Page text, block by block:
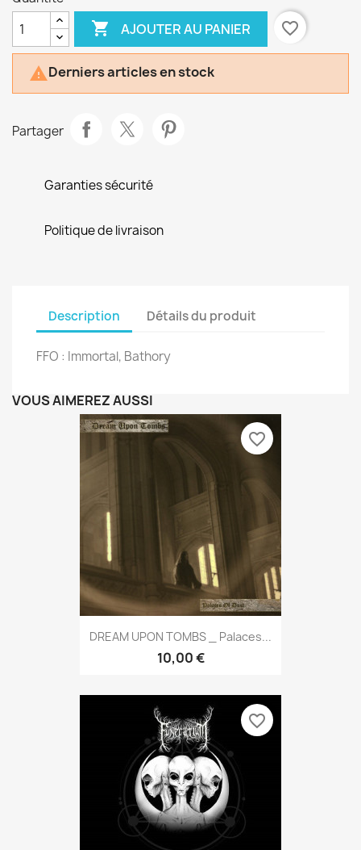
 AJOUTER AU PANIER favorite_border
Derniers articles en stock
Partager
Garanties sécurité
Politique de livraison
Description Détails du produit
FFO : Immortal, Bathory
VOUS AIMEREZ AUSSI
DREAM UPON TOMBS _ Palaces...
10,00 €
favorite_border
favorite_border